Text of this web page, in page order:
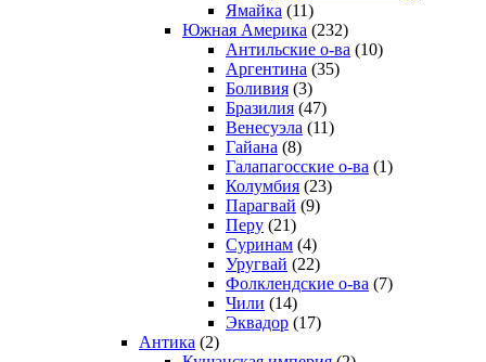
Ямайка (11)
Южная Америка (232)
Антильские о-ва (10)
Аргентина (35)
Боливия (3)
Бразилия (47)
Венесуэла (11)
Гайана (8)
Галапагосские о-ва (1)
Колумбия (23)
Парагвай (9)
Перу (21)
Суринам (4)
Уругвай (22)
Фолклендские о-ва (7)
Чили (14)
Эквадор (17)
Антика (2)